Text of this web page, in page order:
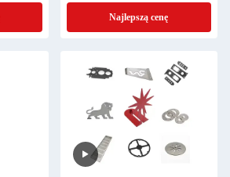
metalowy pieczętowanie
Najlepszą cenę